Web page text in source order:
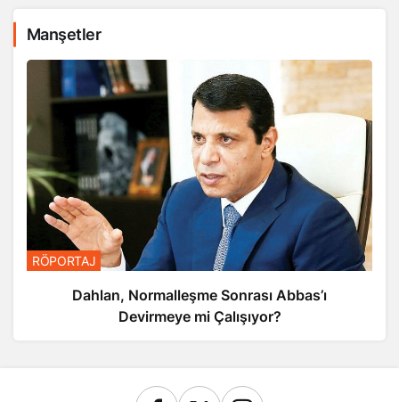
Manşetler
RÖPORTAJ
Dahlan, Normalleşme Sonrası Abbas’ı
Devirmeye mi Çalışıyor?